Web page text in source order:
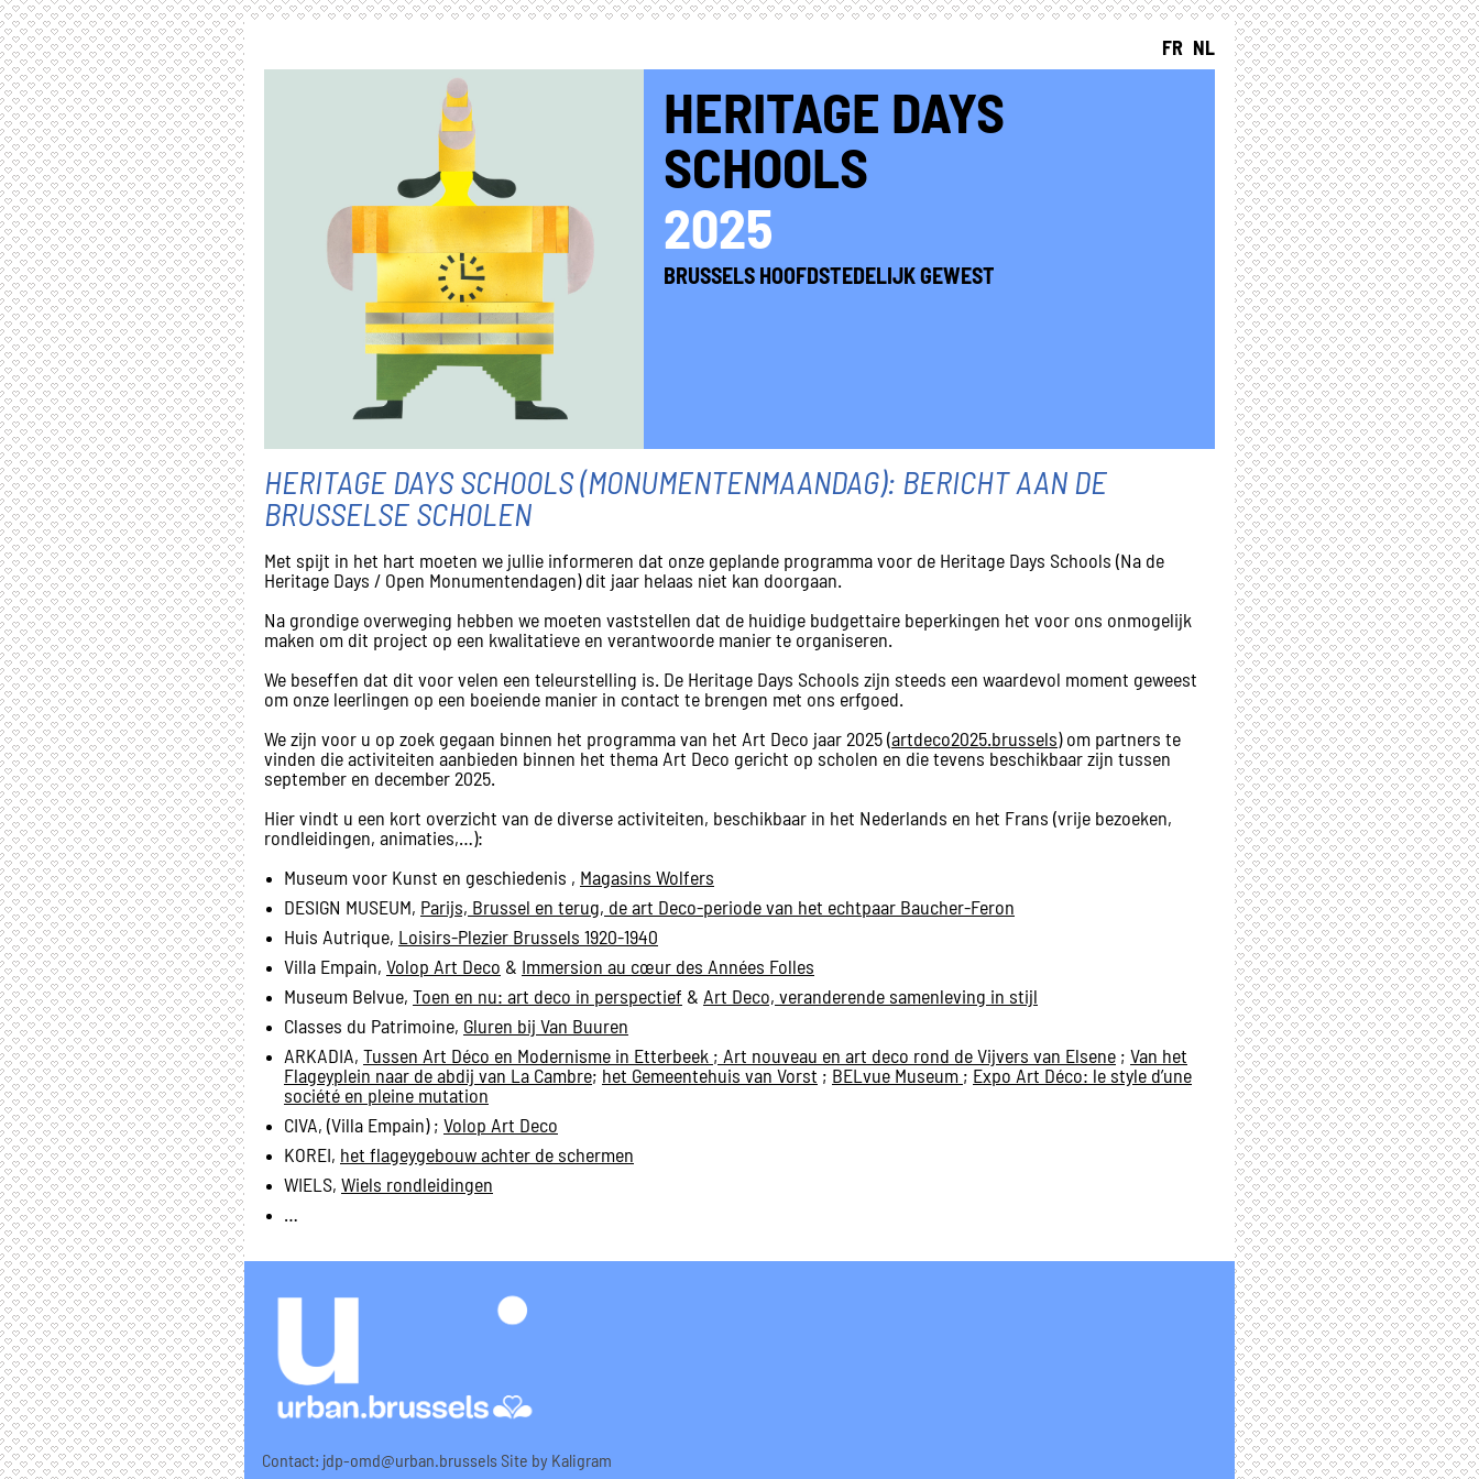
FR NL
HERITAGE DAYS
SCHOOLS
2025
BRUSSELS HOOFDSTEDELIJK GEWEST
HERITAGE DAYS SCHOOLS (MONUMENTENMAANDAG): BERICHT AAN DE
BRUSSELSE SCHOLEN
Met spijt in het hart moeten we jullie informeren dat onze geplande programma voor de Heritage Days Schools (Na de
Heritage Days / Open Monumentendagen) dit jaar helaas niet kan doorgaan.
Na grondige overweging hebben we moeten vaststellen dat de huidige budgettaire beperkingen het voor ons onmogelijk
maken om dit project op een kwalitatieve en verantwoorde manier te organiseren.
We beseffen dat dit voor velen een teleurstelling is. De Heritage Days Schools zijn steeds een waardevol moment geweest
om onze leerlingen op een boeiende manier in contact te brengen met ons erfgoed.
We zijn voor u op zoek gegaan binnen het programma van het Art Deco jaar 2025 (artdeco2025.brussels) om partners te
vinden die activiteiten aanbieden binnen het thema Art Deco gericht op scholen en die tevens beschikbaar zijn tussen
september en december 2025.
Hier vindt u een kort overzicht van de diverse activiteiten, beschikbaar in het Nederlands en het Frans (vrije bezoeken,
rondleidingen, animaties,…):
Museum voor Kunst en geschiedenis , Magasins Wolfers
DESIGN MUSEUM, Parijs, Brussel en terug, de art Deco-periode van het echtpaar Baucher-Feron
Huis Autrique, Loisirs-Plezier Brussels 1920-1940
Villa Empain, Volop Art Deco & Immersion au cœur des Années Folles
Museum Belvue, Toen en nu: art deco in perspectief & Art Deco, veranderende samenleving in stijl
Classes du Patrimoine, Gluren bij Van Buuren
ARKADIA, Tussen Art Déco en Modernisme in Etterbeek ; Art nouveau en art deco rond de Vijvers van Elsene ; Van het
Flageyplein naar de abdij van La Cambre; het Gemeentehuis van Vorst ; BELvue Museum ; Expo Art Déco: le style d’une
société en pleine mutation
CIVA, (Villa Empain) ; Volop Art Deco
KOREI, het flageygebouw achter de schermen
WIELS, Wiels rondleidingen
…
Contact: jdp-omd@urban.brussels Site by Kaligram